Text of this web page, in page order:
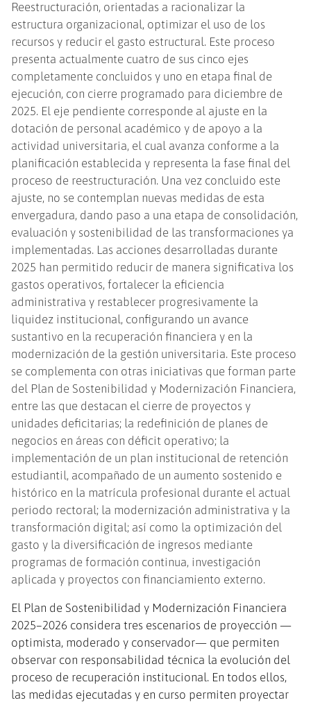
Reestructuración, orientadas a racionalizar la
estructura organizacional, optimizar el uso de los
recursos y reducir el gasto estructural. Este proceso
presenta actualmente cuatro de sus cinco ejes
completamente concluidos y uno en etapa final de
ejecución, con cierre programado para diciembre de
2025. El eje pendiente corresponde al ajuste en la
dotación de personal académico y de apoyo a la
actividad universitaria, el cual avanza conforme a la
planificación establecida y representa la fase final del
proceso de reestructuración. Una vez concluido este
ajuste, no se contemplan nuevas medidas de esta
envergadura, dando paso a una etapa de consolidación,
evaluación y sostenibilidad de las transformaciones ya
implementadas. Las acciones desarrolladas durante
2025 han permitido reducir de manera significativa los
gastos operativos, fortalecer la eficiencia
administrativa y restablecer progresivamente la
liquidez institucional, configurando un avance
sustantivo en la recuperación financiera y en la
modernización de la gestión universitaria. Este proceso
se complementa con otras iniciativas que forman parte
del Plan de Sostenibilidad y Modernización Financiera,
entre las que destacan el cierre de proyectos y
unidades deficitarias; la redefinición de planes de
negocios en áreas con déficit operativo; la
implementación de un plan institucional de retención
estudiantil, acompañado de un aumento sostenido e
histórico en la matrícula profesional durante el actual
periodo rectoral; la modernización administrativa y la
transformación digital; así como la optimización del
gasto y la diversificación de ingresos mediante
programas de formación continua, investigación
aplicada y proyectos con financiamiento externo.
El Plan de Sostenibilidad y Modernización Financiera
2025–2026 considera tres escenarios de proyección —
optimista, moderado y conservador— que permiten
observar con responsabilidad técnica la evolución del
proceso de recuperación institucional. En todos ellos,
las medidas ejecutadas y en curso permiten proyectar